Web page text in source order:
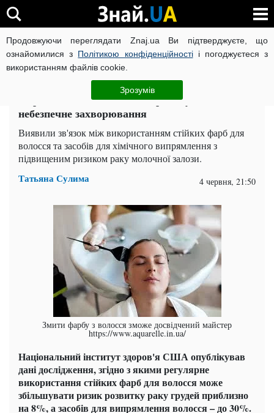
Продовжуючи переглядати Znaj.ua Ви підтверджуєте, що
ознайомилися з Політикою конфіденційностіі погоджуєтеся з
використанням файлів cookie.
Зрозумів
ВІЙНА РОСІЇ ПРОТИ УКРАЇНИ КОРОНАВІРУС В УКРАЇНІ
ЧИТАТЬ НА РУССКОМ
Фарба для волосся може спровокувати
небезпечне захворювання
Виявили зв'язок між використанням стійких фарб для
волосся та засобів для хімічного випрямлення з
підвищеним ризиком раку молочної залози.
Татьяна Сулима 4 червня, 21:50
Змити фарбу з волосся зможе досвідчений майстер
https://www.aquarelle.in.ua/
Національний інститут здоров'я США опублікував
дані дослідження, згідно з якими регулярне
використання стійких фарб для волосся може
збільшувати ризик розвитку раку грудей приблизно
на 8%, а засобів для випрямлення волосся – до 30%.